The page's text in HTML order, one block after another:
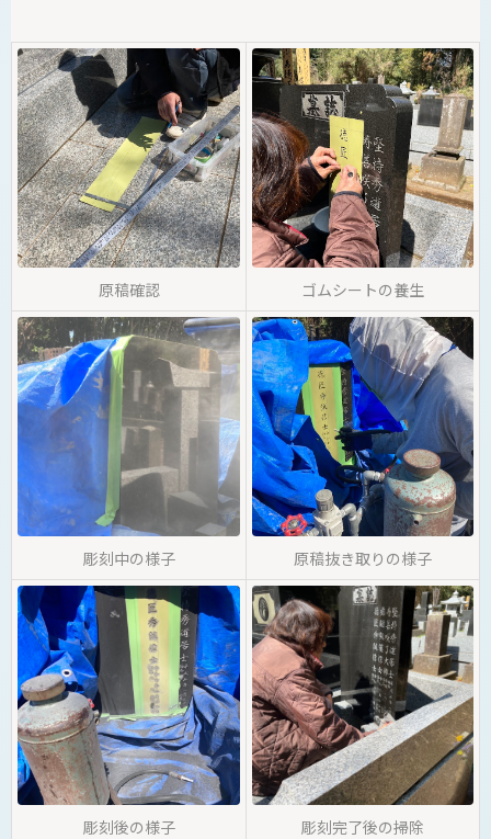
原稿確認 ゴムシートの養生
彫刻中の様子 原稿抜き取りの様子
彫刻後の様子 彫刻完了後の掃除